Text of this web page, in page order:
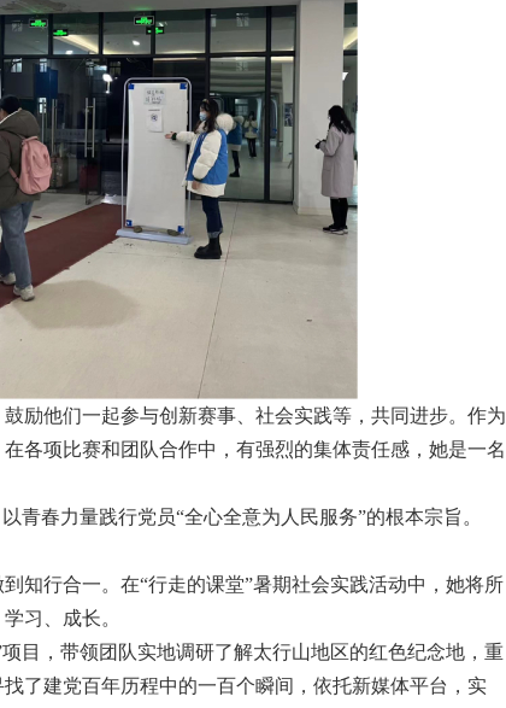
励他们一起参与创新赛事、社会实践等，共同进步。作为
各项比赛和团队合作中，有强烈的集体责任感，她是一名
青春力量践行党员“全心全意为人民服务”的根本宗旨。
知行合一。 在“行走的课堂”暑期社会实践活动中 ，她将所
习、成长。
目，带领团队实地调研了解太行山地区的红色纪念地，重
了建党百年历程中的一百个瞬间，依托新媒体平台，实